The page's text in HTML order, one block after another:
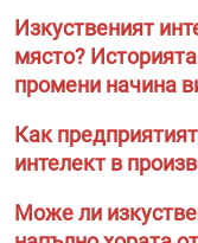
Изкуственият
място?
промени начина
Как
интелект в
Може ли